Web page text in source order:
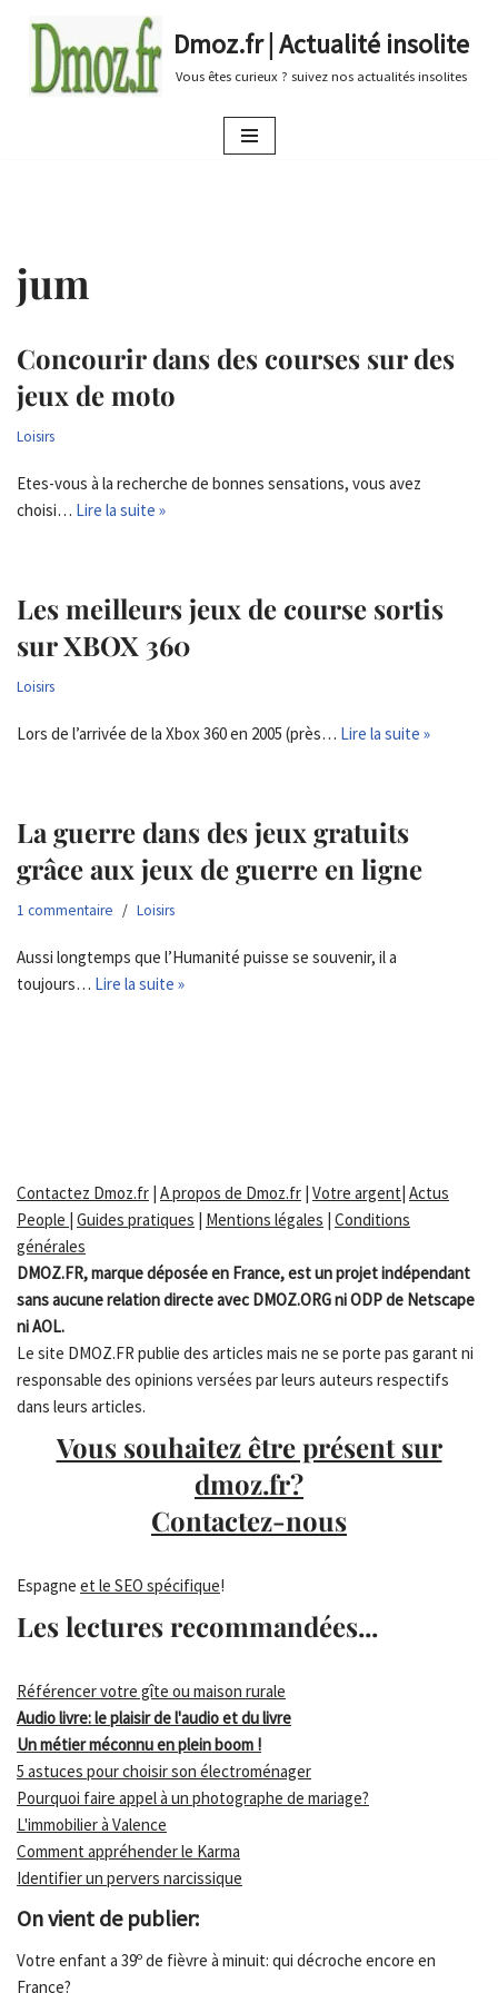
au
Dmoz.fr | Actualité insolite
Vous êtes curieux ? suivez nos actualités insolites
jum
Concourir dans des courses sur des
jeux de moto
Loisirs
Etes-vous à la recherche de bonnes sensations, vous avez
choisi… Lire la suite »
Les meilleurs jeux de course sortis
sur XBOX 360
Loisirs
Lors de l’arrivée de la Xbox 360 en 2005 (près… Lire la suite »
La guerre dans des jeux gratuits
grâce aux jeux de guerre en ligne
1 commentaire Loisirs
Aussi longtemps que l’Humanité puisse se souvenir, il a
toujours… Lire la suite »
Contactez Dmoz.fr | A propos de Dmoz.fr | Votre argent| Actus
People | Guides pratiques | Mentions légales | Conditions
générales
DMOZ.FR, marque déposée en France, est un projet indépendant
sans aucune relation directe avec DMOZ.ORG ni ODP de Netscape
ni AOL.
Le site DMOZ.FR publie des articles mais ne se porte pas garant ni
responsable des opinions versées par leurs auteurs respectifs
dans leurs articles.
Vous souhaitez être présent sur
dmoz.fr?
Contactez-nous
Espagne et le SEO spécifique!
Les lectures recommandées...
Référencer votre gîte ou maison rurale
Audio livre: le plaisir de l'audio et du livre
Un métier méconnu en plein boom !
5 astuces pour choisir son électroménager
Pourquoi faire appel à un photographe de mariage?
L'immobilier à Valence
Comment appréhender le Karma
Identifier un pervers narcissique
On vient de publier:
Votre enfant a 39º de fièvre à minuit: qui décroche encore en
France?